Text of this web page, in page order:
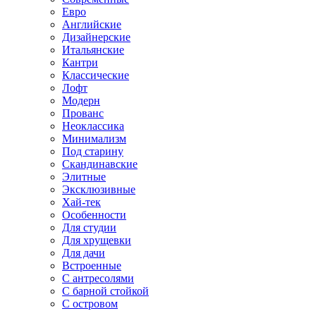
Евро
Английские
Дизайнерские
Итальянские
Кантри
Классические
Лофт
Модерн
Прованс
Неоклассика
Минимализм
Под старину
Скандинавские
Элитные
Эксклюзивные
Хай-тек
Особенности
Для студии
Для хрущевки
Для дачи
Встроенные
С антресолями
С барной стойкой
С островом